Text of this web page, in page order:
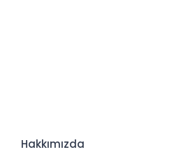
Hakkımızda